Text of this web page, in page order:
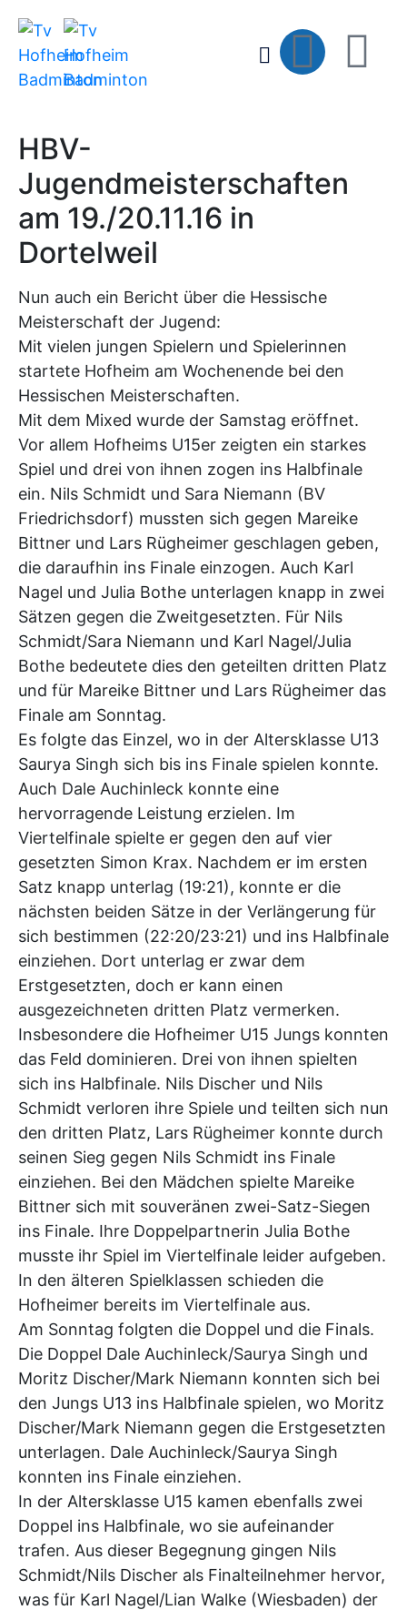
HBV-
Jugendmeisterschaften
am 19./20.11.16 in
Dortelweil
Nun auch ein Bericht über die Hessische
Meisterschaft der Jugend:
Mit vielen jungen Spielern und Spielerinnen
startete Hofheim am Wochenende bei den
Hessischen Meisterschaften.
Mit dem Mixed wurde der Samstag eröffnet.
Vor allem Hofheims U15er zeigten ein starkes
Spiel und drei von ihnen zogen ins Halbfinale
ein. Nils Schmidt und Sara Niemann (BV
Friedrichsdorf) mussten sich gegen Mareike
Bittner und Lars Rügheimer geschlagen geben,
die daraufhin ins Finale einzogen. Auch Karl
Nagel und Julia Bothe unterlagen knapp in zwei
Sätzen gegen die Zweitgesetzten. Für Nils
Schmidt/Sara Niemann und Karl Nagel/Julia
Bothe bedeutete dies den geteilten dritten Platz
und für Mareike Bittner und Lars Rügheimer das
Finale am Sonntag.
Es folgte das Einzel, wo in der Altersklasse U13
Saurya Singh sich bis ins Finale spielen konnte.
Auch Dale Auchinleck konnte eine
hervorragende Leistung erzielen. Im
Viertelfinale spielte er gegen den auf vier
gesetzten Simon Krax. Nachdem er im ersten
Satz knapp unterlag (19:21), konnte er die
nächsten beiden Sätze in der Verlängerung für
sich bestimmen (22:20/23:21) und ins Halbfinale
einziehen. Dort unterlag er zwar dem
Erstgesetzten, doch er kann einen
ausgezeichneten dritten Platz vermerken.
Insbesondere die Hofheimer U15 Jungs konnten
das Feld dominieren. Drei von ihnen spielten
sich ins Halbfinale. Nils Discher und Nils
Schmidt verloren ihre Spiele und teilten sich nun
den dritten Platz, Lars Rügheimer konnte durch
seinen Sieg gegen Nils Schmidt ins Finale
einziehen. Bei den Mädchen spielte Mareike
Bittner sich mit souveränen zwei-Satz-Siegen
ins Finale. Ihre Doppelpartnerin Julia Bothe
musste ihr Spiel im Viertelfinale leider aufgeben.
In den älteren Spielklassen schieden die
Hofheimer bereits im Viertelfinale aus.
Am Sonntag folgten die Doppel und die Finals.
Die Doppel Dale Auchinleck/Saurya Singh und
Moritz Discher/Mark Niemann konnten sich bei
den Jungs U13 ins Halbfinale spielen, wo Moritz
Discher/Mark Niemann gegen die Erstgesetzten
unterlagen. Dale Auchinleck/Saurya Singh
konnten ins Finale einziehen.
In der Altersklasse U15 kamen ebenfalls zwei
Doppel ins Halbfinale, wo sie aufeinander
trafen. Aus dieser Begegnung gingen Nils
Schmidt/Nils Discher als Finalteilnehmer hervor,
was für Karl Nagel/Lian Walke (Wiesbaden) der